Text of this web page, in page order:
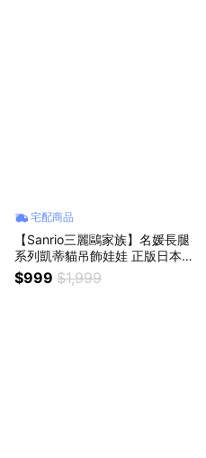
宅配商品
【Sanrio三麗鷗家族】名媛長腿
系列凱蒂貓吊飾娃娃 正版日本限
定款 hellokitty包包鑰匙圈 絨毛
公仔 女生朋友送禮 情人節禮物
$999 $1,999